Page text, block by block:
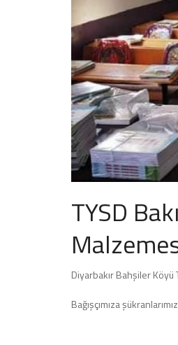
TYSD
Diyarbakır Bahşiler Köyü
Bağışçımıza